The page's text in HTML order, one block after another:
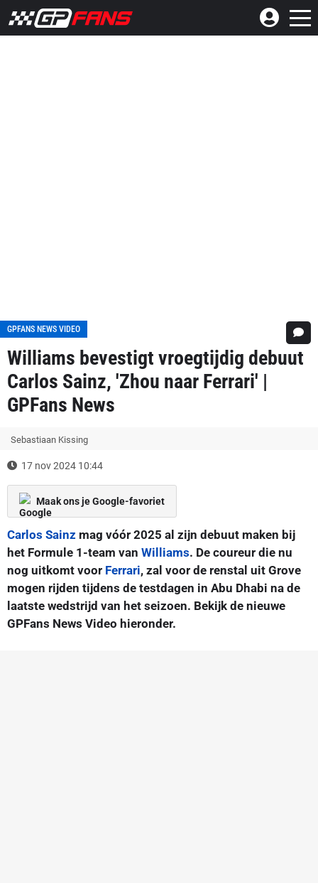
GPFANS NEWS VIDEO
Williams bevestigt vroegtijdig debuut
Carlos Sainz, 'Zhou naar Ferrari' |
GPFans News
Sebastiaan Kissing
17 nov 2024 10:44
Maak ons je Google-favoriet
Carlos Sainz mag vóór 2025 al zijn debuut maken bij
het Formule 1-team van Williams. De coureur die nu
nog uitkomt voor Ferrari, zal voor de renstal uit Grove
mogen rijden tijdens de testdagen in Abu Dhabi na de
laatste wedstrijd van het seizoen. Bekijk de nieuwe
GPFans News Video hieronder.